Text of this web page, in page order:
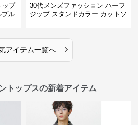
ップ
プル
30代メンズファッション ハーフ
ジップ スタンドカラー カットソ
アイテム一覧へ ›
トップスの新着アイテム